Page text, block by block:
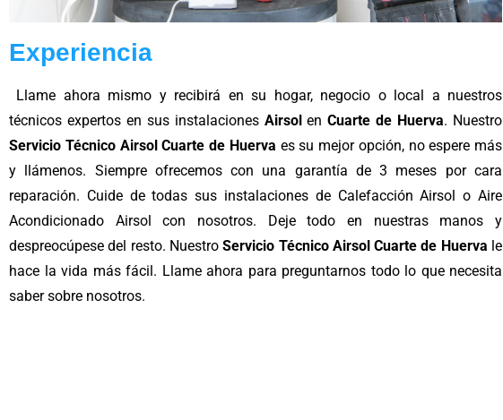
Experiencia
Llame ahora mismo y recibirá en su hogar, negocio o local a nuestros
técnicos expertos en sus instalaciones AirsolenCuarte de Huerva. Nuestro
Servicio Técnico Airsol Cuarte de Huerva es su mejor opción, no espere más
y llámenos. Siempre ofrecemos con una garantía de 3 meses por cara
reparación. Cuide de todas sus instalaciones de Calefacción Airsol o Aire
Acondicionado Airsol con nosotros. Deje todo en nuestras manos y
despreocúpese del resto. NuestroServicio Técnico Airsol Cuarte de Huerva le
hace la vida más fácil. Llame ahora para preguntarnos todo lo que necesita
saber sobre nosotros.